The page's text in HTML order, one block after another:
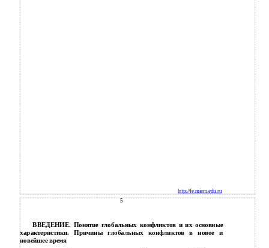
http://fe.miem.edu.ru
5
ВВЕДЕНИЕ. Понятие глобальных конфликтов и их основные
характеристики. Причины глобальных конфликтов в новое и
новейшее время